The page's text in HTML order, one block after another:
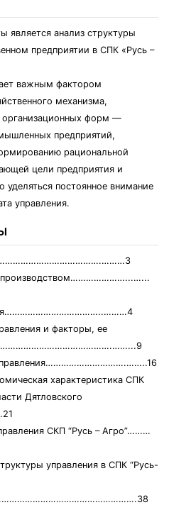
является анализ структуры
предприятии в СПК «Русь –
важным фактором
механизма,
организационных форм —
предприятий,
рациональной
цели предприятия и
постоянное внимание
управления.
производством…………………...…...
и факторы, ее
управления………………………….……..16
характеристика СПК
Дятловского
СКП “Русь – Агро”………
управления в СПК “Русь-